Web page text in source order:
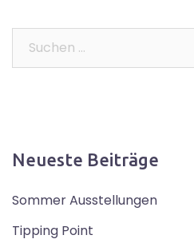
Suchen
Neueste Beiträge
Sommer Ausstellungen
Tipping Point